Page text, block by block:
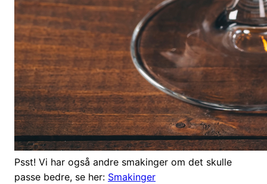
Psst! Vi har også andre smakinger om det skulle
passe bedre, se her: Smakinger